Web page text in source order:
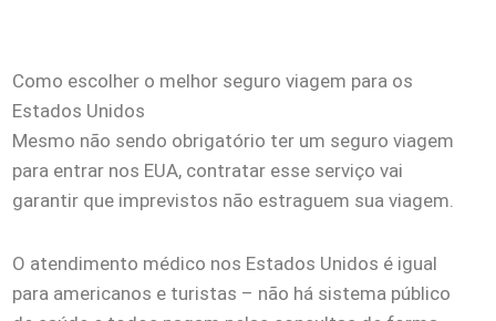
Como escolher o melhor seguro viagem para os
Estados Unidos
Mesmo não sendo obrigatório ter um seguro viagem
para entrar nos EUA, contratar esse serviço vai
garantir que imprevistos não estraguem sua viagem.
O atendimento médico nos Estados Unidos é igual
para americanos e turistas – não há sistema público